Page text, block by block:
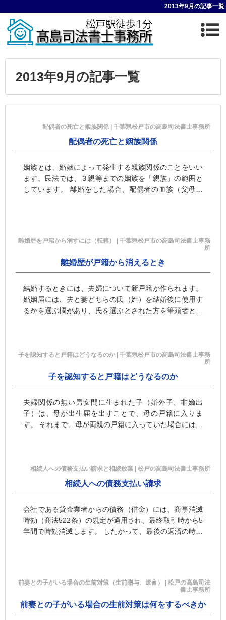
2013年9月の記事一覧
2013年9月の記事一覧
配偶者の死亡と姻族関係 | 千葉県松戸市の高島司法書士事務所
配偶者の死亡と姻族関係
姻族とは、婚姻によって発生する親族関係のことをいい
ます。民法では、３親等までの姻族を「親族」の範囲と
しています。 離婚をした場合、配偶者の血族（父母な
離婚歴を戸籍から消すには（転籍） | 千葉県松戸市の高島司法書士事務
所
離婚歴が戸籍から消えるとき
結婚するときには、夫婦について新戸籍が作られます。
婚姻届には、夫と妻どちらの氏（姓）を結婚後に使用す
るかを選ぶ欄があり、氏を選ぶとされた方を筆頭者とし
子を認知すると戸籍はどうなるのか | 千葉県松戸市の高島司法書士事務
所
子を認知すると戸籍はどうなるのか
夫婦関係の無い男女間に生まれた子（婚外子、非嫡出
子）は、母が出生届を出すことで、母の戸籍に入りま
す。 それまで、母が両親の戸籍に入っていた場合には、
相続人への債務支払い請求と相続放棄 | 松戸の高島司法書士事務所
相続人への債務支払い請求
会社である貸金業者からの債務（借金）には、商事消滅
時効（商法522条）の規定が適用され、最終取引時から5
年間で時効消滅します。 したがって、最後の返済の時か
前妻との子がいる場合の生前対策（生前贈与、遺言） | 松戸の高島司法
書士事務所
前妻との子がいる場合の生前対策は何をするべきか